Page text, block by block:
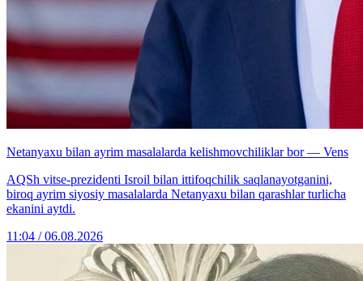
Netanyaxu bilan ayrim masalalarda kelishmovchiliklar bor — Vens
AQSh vitse-prezidenti Isroil bilan ittifoqchilik saqlanayotganini,
biroq ayrim siyosiy masalalarda Netanyaxu bilan qarashlar turlicha
ekanini aytdi.
11:04 / 06.08.2026